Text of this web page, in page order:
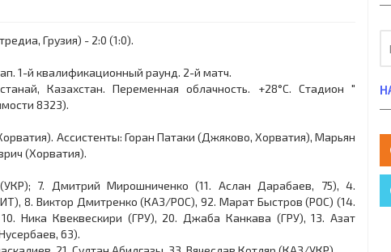
Грузия) - 2:0 (1:0).
1-й квалификационный раунд. 2-й матч.
Казахстан. Переменная облачность. +28°C. Стадион "
8323).
Ассистенты: Горан Патаки (Джяково, Хорватия), Марьян
(Хорватия).
7. Дмитрий Мирошниченко (11. Аслан Дарабаев, 75), 4.
8. Виктор Дмитренко (КАЗ/РОС), 92. Марат Быстров (РОС) (14.
Ника Квеквескири (ГРУ), 20. Джаба Канкава (ГРУ), 13. Азат
63).